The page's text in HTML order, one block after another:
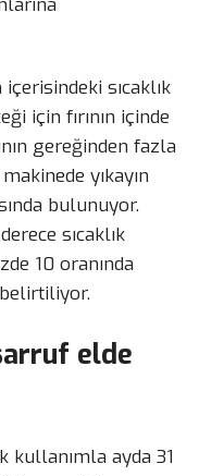
içerisindeki sıcaklık
için fırının içinde
gereğinden fazla
yıkayın
bulunuyor.
sıcaklık
10 oranında
elde
ayda 31